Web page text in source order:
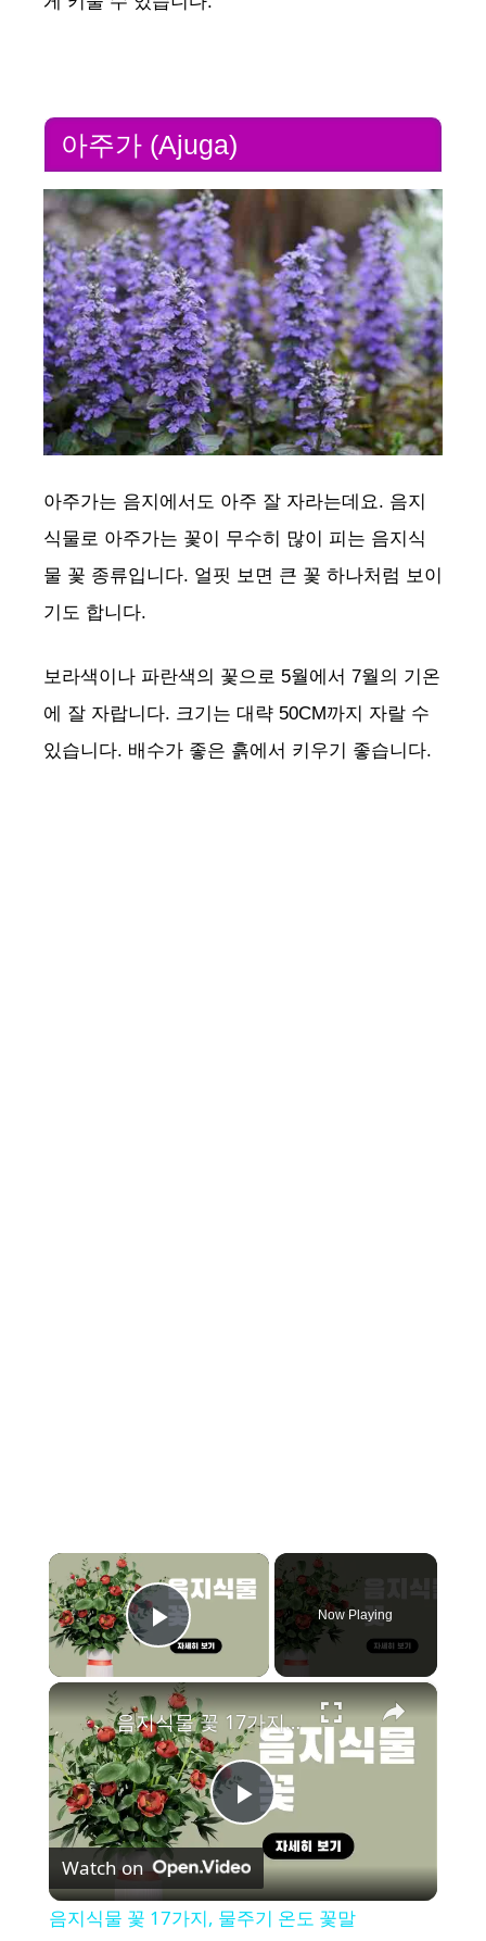
아주가 (Ajuga)
아주가는 음지에서도 아주 잘 자라는데요. 음지
식물로 아주가는 꽃이 무수히 많이 피는 음지식
물 꽃 종류입니다. 얼핏 보면 큰 꽃 하나처럼 보이
기도 합니다.
보라색이나 파란색의 꽃으로 5월에서 7월의 기온
에 잘 자랍니다. 크기는 대략 50CM까지 자랄 수
있습니다. 배수가 좋은 흙에서 키우기 좋습니다.
×
Play Video
Now Playing
×
P
l
음지식물 꽃 17가지, 물주기 온도 꽃말
Watch on
음지식물 꽃 17가지, 물주기 온도 꽃말